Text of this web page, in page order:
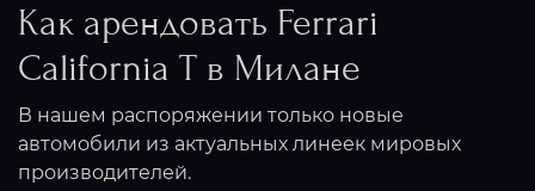
Как арендовать Ferrari
California T в Милане
В нашем распоряжении только новые
автомобили из актуальных линеек мировых
производителей.